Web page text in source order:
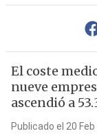
El coste
nueve
ascendió a
Publicado el 20